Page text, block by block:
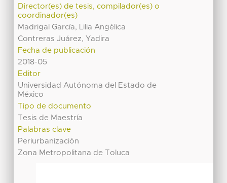
Director(es) de tesis, compilador(es) o
coordinador(es)
Madrigal García, Lilia Angélica
Contreras Juárez, Yadira
Fecha de publicación
2018-05
Editor
Universidad Autónoma del Estado de
México
Tipo de documento
Tesis de Maestría
Palabras clave
Periurbanización
Zona Metropolitana de Toluca